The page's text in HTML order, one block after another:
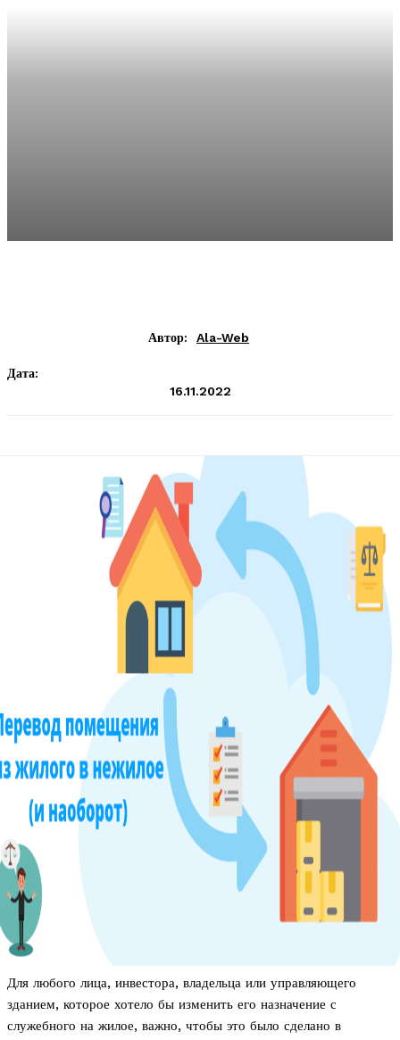
Автор: Ala-Web
Дата:
16.11.2022
Для любого лица, инвестора, владельца или управляющего
зданием, которое хотело бы изменить его назначение с
служебного на жилое, важно, чтобы это было сделано в